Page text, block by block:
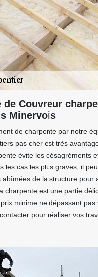
de Couvreur
Minervois
de charpente par notre
pas cher est très
évite les désagréments
les cas les plus graves, il
abîmées de la structure pour
charpente est une partie
minime ne dépassant pas
pour réaliser vos